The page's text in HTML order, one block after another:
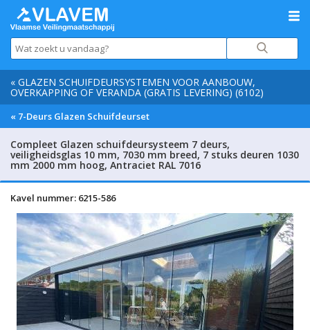
« GLAZEN SCHUIFDEURSYSTEMEN VOOR AANBOUW,
OVERKAPPING OF VERANDA (GRATIS LEVERING) (6102)
« 7-Deurs Glazen Schuifdeurset
Compleet Glazen schuifdeursysteem 7 deurs,
veiligheidsglas 10 mm, 7030 mm breed, 7 stuks deuren 1030
mm 2000 mm hoog, Antraciet RAL 7016
Kavel nummer: 6215-586